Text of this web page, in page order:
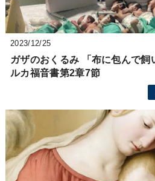
2023/12/25
ガザのおくるみ 「布に包んで
ルカ福音書第2章7節